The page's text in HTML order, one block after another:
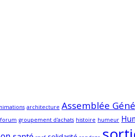
architecture Assemblée
forum groupement d'achats histoire humeur